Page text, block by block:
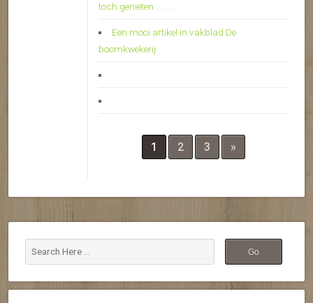
toch genieten . . . . .
Een mooi artikel in vakblad De
boomkwekerij
1 2 3 »